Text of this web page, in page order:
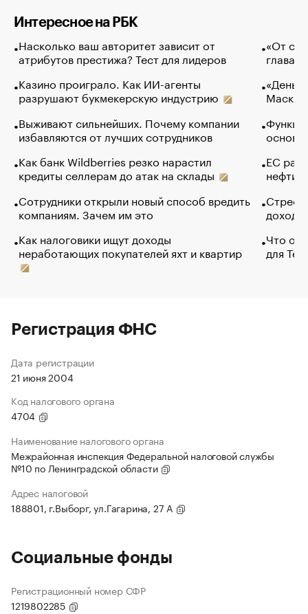
Интересное на РБК
Насколько ваш авторитет зависит от
атрибутов престижа? Тест для лидеров
Казино проиграло. Как ИИ-агенты
разрушают букмекерскую индустрию
Выживают сильнейших. Почему компании
избавляются от лучших сотрудников
Как банк Wildberries резко нарастил
кредиты селлерам до атак на склады
Сотрудники открыли новый способ вредить
компаниям. Зачем им это
Как налоговики ищут доходы
неработающих покупателей яхт и квартир
«От
глава
Маск в
основ
ЕС
нефти
Что
для
Регистрация ФНС
Дата регистрации
21 июня 2004
Код налогового органа
4704
Наименование налогового органа
Межрайонная инспекция Федеральной налоговой службы
№10 по Ленинградской области
Адрес налоговой
188801, г.Выборг, ул.Гагарина, 27 А
Социальные фонды
Регистрационный номер СФР
1219802285